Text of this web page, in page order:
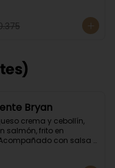
Bryan
crema y cebollín,
salmón, frito en
con salsa